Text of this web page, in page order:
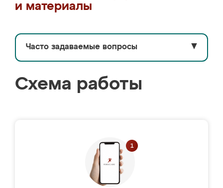
и материалы
Часто задаваемые вопросы ▼
Схема работы